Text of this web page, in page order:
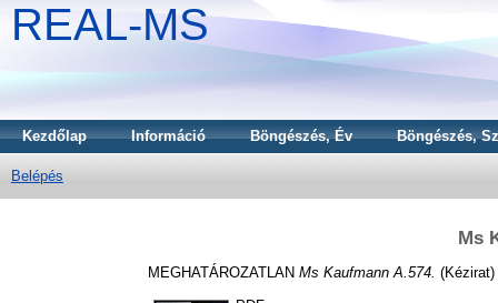
REAL-MS
Kezdőlap Információ Böngészés, Év Böngészés,
Belépés
Ms
MEGHATÁROZATLAN Ms Kaufmann A.574. (Kézirat)